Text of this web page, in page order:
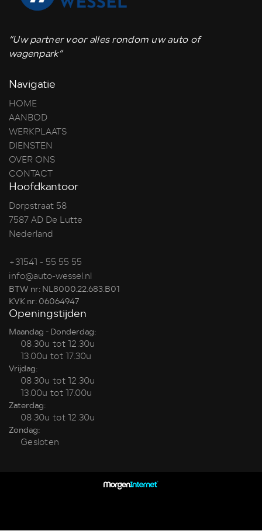
“Uw partner voor alles rondom uw auto of
wagenpark”
Navigatie
HOME
AANBOD
WERKPLAATS
DIENSTEN
OVER ONS
CONTACT
Hoofdkantoor
Dorpstraat 58
7587 AD De Lutte
Nederland
+31541 - 55 55 55
info@auto-wessel.nl
BTW nr: NL8000.22.683.B01
KVK nr: 06064947
Openingstijden
Maandag - Donderdag:
08.30u tot 12.30u
13.00u tot 17.30u
Vrijdag:
08.30u tot 12.30u
13.00u tot 17.00u
Zaterdag:
08.30u tot 12.30u
Zondag:
Gesloten